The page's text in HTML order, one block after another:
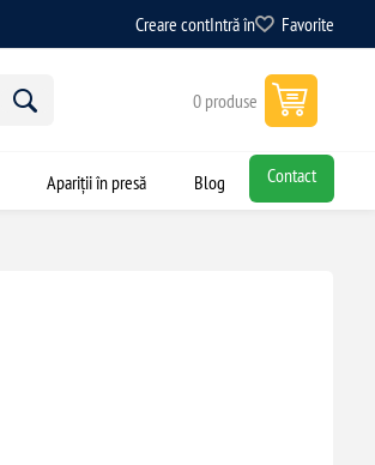
Creare contIntră în Favorite
0 produse
Apariții în presă Blog Contact